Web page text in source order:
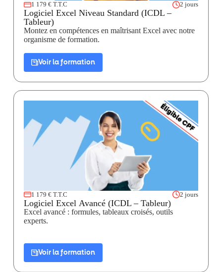
1 179 € T.T.C 2 jours
Logiciel Excel Niveau Standard (ICDL –
Tableur)
Montez en compétences en maîtrisant Excel avec notre
organisme de formation.
Voir la formation
1 179 € T.T.C 2 jours
Logiciel Excel Avancé (ICDL – Tableur)
Excel avancé : formules, tableaux croisés, outils
experts.
Voir la formation